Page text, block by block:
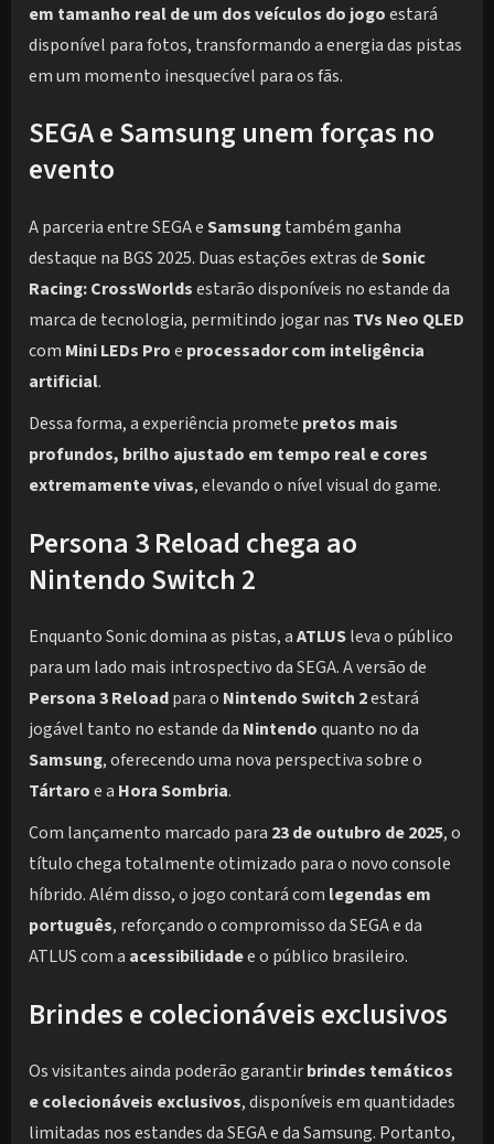
em tamanho real de um dos veículos do jogoestará
disponível para fotos, transformando a energia das pistas
em um momento inesquecível para os fãs.
SEGA e Samsung unem forças no
evento
A parceria entre SEGA eSamsungtambém ganha
destaque na BGS 2025. Duas estações extras deSonic
Racing: CrossWorldsestarão disponíveis no estande da
marca de tecnologia, permitindo jogar nas TVs Neo QLED
com Mini LEDs Proe processador com inteligência
artificial.
Dessa forma, a experiência promete pretos mais
profundos, brilho ajustado em tempo real e cores
extremamente vivas, elevando o nível visual do game.
Persona 3 Reload chega ao
Nintendo Switch 2
Enquanto Sonic domina as pistas, aATLUSleva o público
para um lado mais introspectivo da SEGA. A versão de
Persona 3 Reloadpara o Nintendo Switch 2estará
jogável tanto no estande da Nintendoquanto no da
Samsung, oferecendo uma nova perspectiva sobre o
Tártaroe a Hora Sombria.
Com lançamento marcado para 23 de outubro de 2025, o
título chega totalmente otimizado para o novo console
híbrido. Além disso, o jogo contará com legendas em
português, reforçando o compromisso da SEGA e da
ATLUS com a acessibilidadee o público brasileiro.
Brindes e colecionáveis exclusivos
Os visitantes ainda poderão garantirbrindes temáticos
e colecionáveis exclusivos, disponíveis em quantidades
limitadas nos estandes da SEGA e da Samsung. Portanto,